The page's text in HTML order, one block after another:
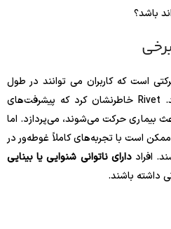
باشد؟
است که کاربران می توانند در طول
تجربه های فراگیر از آن رنج ببرند. Rivet خاطرنشان کرد که پیشرفت‌های
بیماری حرکت می‌شوند، می‌پردازد. اما
ممکن است با تجربه‌های کاملاً غوطه‌ور در
افراددارای ناتوانی شنوایی یا بینایی
داشته باشند.